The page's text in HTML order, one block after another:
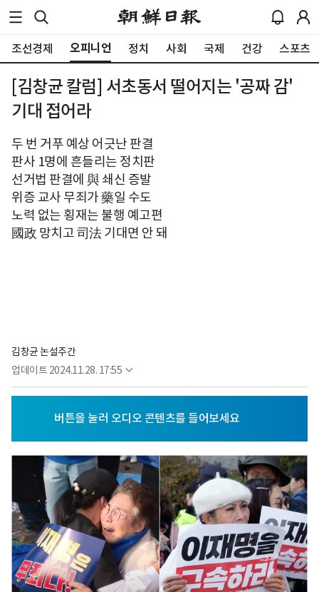
조선경제 오피니언 정치 사회 국제 건강 스포츠
[김창균 칼럼] 서초동서 떨어지는 '공짜 감'
기대 접어라
두 번 거푸 예상 어긋난 판결
판사 1명에 흔들리는 정치판
선거법 판결에 與 쇄신 증발
위증 교사 무죄가 藥일 수도
노력 없는 횡재는 불행 예고편
國政 망치고 司法 기대면 안 돼
김창균 논설주간
업데이트 2024.11.28. 17:55